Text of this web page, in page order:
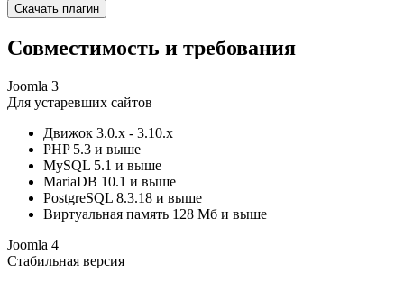
Скачать плагин
Совместимость и требования
Joomla 3
Для устаревших сайтов
Движок 3.0.x - 3.10.x
PHP 5.3 и выше
MySQL 5.1 и выше
MariaDB 10.1 и выше
PostgreSQL 8.3.18 и выше
Виртуальная память 128 Мб и выше
Joomla 4
Стабильная версия